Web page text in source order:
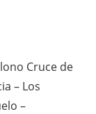
Cruce de
– Los
–